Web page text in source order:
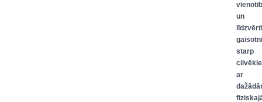
un
gaisotni
starp
ar